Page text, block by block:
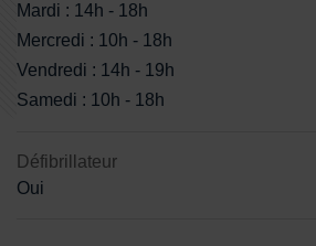
Mardi : 14h - 18h
Mercredi : 10h - 18h
Vendredi : 14h - 19h
Samedi : 10h - 18h
Défibrillateur
Oui